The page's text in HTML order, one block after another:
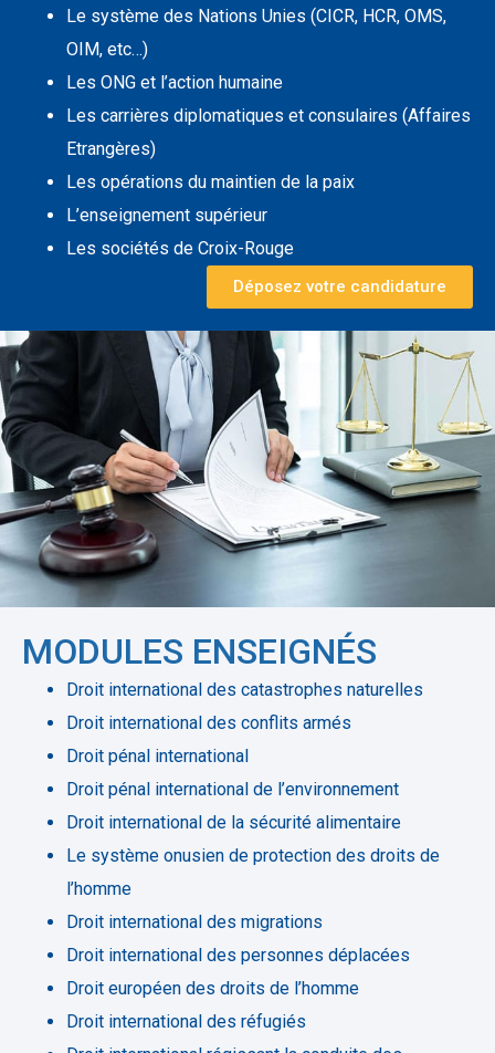
Le système des Nations Unies (CICR, HCR, OMS,
OIM, etc…)
Les ONG et l’action humaine
Les carrières diplomatiques et consulaires (Affaires
Etrangères)
Les opérations du maintien de la paix
L’enseignement supérieur
Les sociétés de Croix-Rouge
Déposez votre candidature
MODULES ENSEIGNÉS
Droit international des catastrophes naturelles
Droit international des conflits armés
Droit pénal international
Droit pénal international de l’environnement
Droit international de la sécurité alimentaire
Le système onusien de protection des droits de
l’homme
Droit international des migrations
Droit international des personnes déplacées
Droit européen des droits de l’homme
Droit international des réfugiés